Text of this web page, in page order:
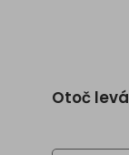
Otoč levá